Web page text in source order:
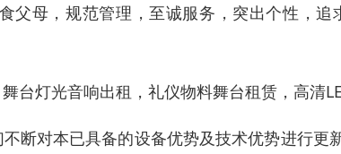
父母，规范管理，至诚服务，突出个性，
台灯光音响出租，礼仪物料舞台租赁，高清
断对本已具备的设备优势及技术优势进行更